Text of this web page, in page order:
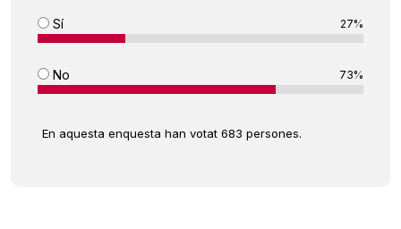
Sí 27%
No 73%
En aquesta enquesta han votat 683 persones.